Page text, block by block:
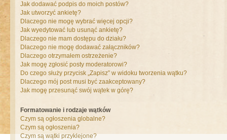
Jak dodawać podpis do moich postów?
Jak utworzyć ankietę?
Dlaczego nie mogę wybrać więcej opcji?
Jak wyedytować lub usunąć ankietę?
Dlaczego nie mam dostępu do działu?
Dlaczego nie mogę dodawać załączników?
Dlaczego otrzymałem ostrzeżenie?
Jak mogę zgłosić posty moderatorowi?
Do czego służy przycisk „Zapisz” w widoku tworzenia wątku?
Dlaczego mój post musi być zaakceptowany?
Jak mogę przesunąć swój wątek w górę?
Formatowanie i rodzaje wątków
Czym są ogłoszenia globalne?
Czym są ogłoszenia?
Czym są wątki przyklejone?